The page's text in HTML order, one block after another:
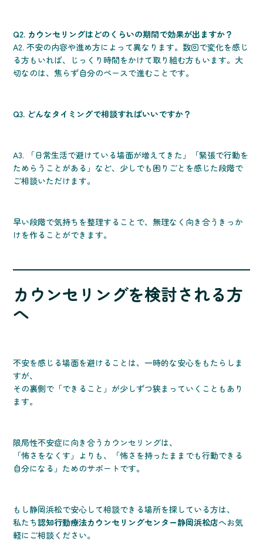
Q2. カウンセリングはどのくらいの期間で効果が出ますか？
A2. 不安の内容や進め方によって異なります。数回で変化を感じ
る方もいれば、じっくり時間をかけて取り組む方もいます。大
切なのは、焦らず自分のペースで進むことです。
Q3. どんなタイミングで相談すればいいですか？
A3. 「日常生活で避けている場面が増えてきた」「緊張で行動を
ためらうことがある」など、少しでも困りごとを感じた段階で
ご相談いただけます。
早い段階で気持ちを整理することで、無理なく向き合うきっか
けを作ることができます。
カウンセリングを検討される方
へ
不安を感じる場面を避けることは、一時的な安心をもたらしま
すが、
その裏側で「できること」が少しずつ狭まっていくこともあり
ます。
限局性不安症に向き合うカウンセリングは、
「怖さをなくす」よりも、「怖さを持ったままでも行動できる
自分になる」ためのサポートです。
もし静岡浜松で安心して相談できる場所を探している方は、
私たち認知行動療法カウンセリングセンター静岡浜松店へお気
軽にご相談ください。